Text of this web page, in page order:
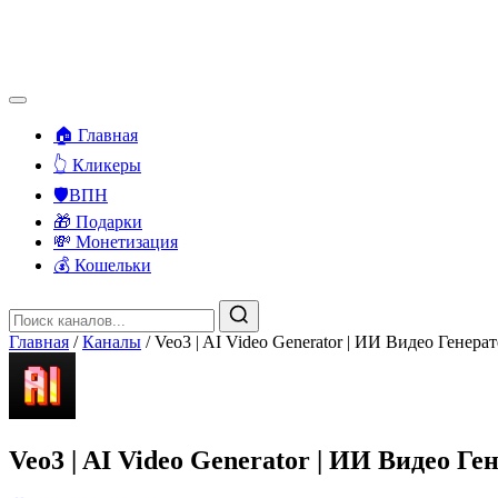
🏠 Главная
👆 Кликеры
🛡️ВПН
🎁 Подарки
💸 Монетизация
💰 Кошельки
Главная / Каналы / Veo3 | AI Video Generator | ИИ Видео
Veo3 | AI Video Generator | ИИ Видео